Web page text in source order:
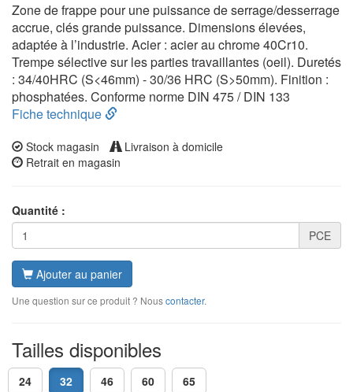
Zone de frappe pour une puissance de serrage/desserrage
accrue, clés grande puissance. Dimensions élevées,
adaptée à l’industrie. Acier : acier au chrome 40Cr10.
Trempe sélective sur les parties travaillantes (oeil). Duretés
: 34/40HRC (S<46mm) - 30/36 HRC (S>50mm). Finition :
phosphatées. Conforme norme DIN 475 / DIN 133
Fiche technique
Stock magasin
Livraison à domicile
Retrait en magasin
Quantité :
PCE
Ajouter au panier
Une question sur ce produit ? Nouscontacter.
Tailles disponibles
24 32 46 60 65